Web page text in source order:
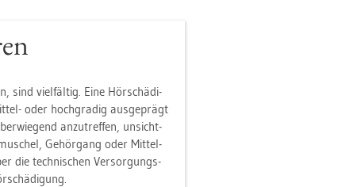
sind viel­fäl­tig. Eine Hör­schä­di­
oder hoch­gra­dig aus­ge­prägt
an­zu­tref­fen, un­sicht­
Ge­hör­gang oder Mit­tel­
die tech­ni­schen Ver­sor­gungs­